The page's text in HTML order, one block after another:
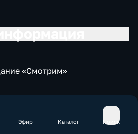
Эфир Каталог Поиск
«Смотрим»